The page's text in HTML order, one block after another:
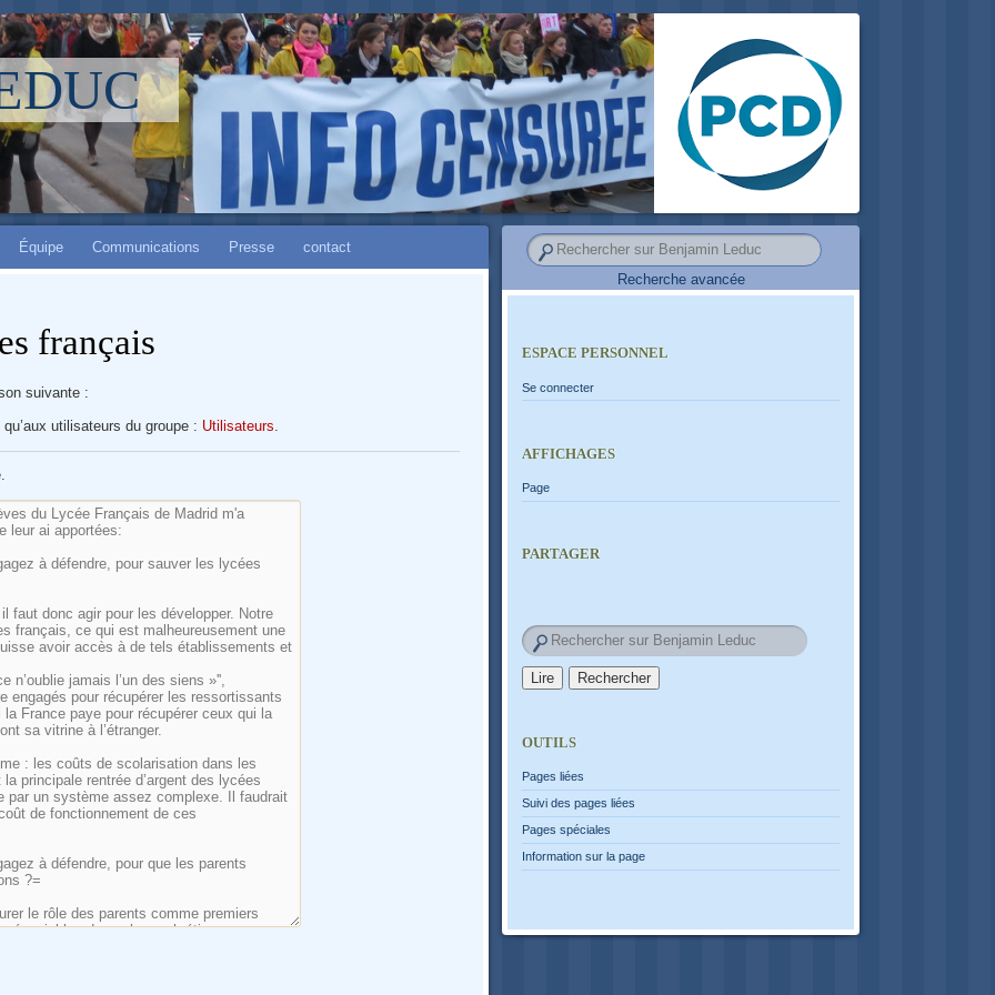
Équipe Communications Presse contact
français
suivante :
utilisateurs du groupe : Utilisateurs.
Recherche avancée
ESPACE PERSONNEL
Se connecter
AFFICHAGES
Page
PARTAGER
OUTILS
Pages liées
Suivi des pages liées
Pages spéciales
Information sur la page